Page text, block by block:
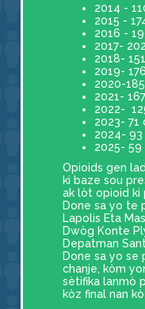
2014 -
2015 -
2016 -
2017-
2018-
2019-
2020-
2021-
2022-
2023- 71
2024-
2025- 59
Opioids gen
ki baze sou
ak lòt opioid ki
Done sa yo te
Lapolis Eta
Dwòg Konte
Depatman
Done sa yo se
chanje, kòm
sètifika lanmò
kòz final nan